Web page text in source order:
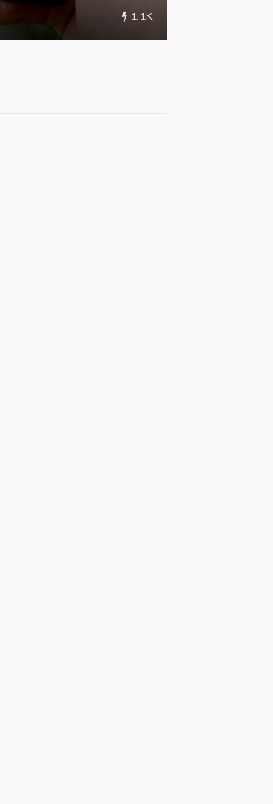
1.1K